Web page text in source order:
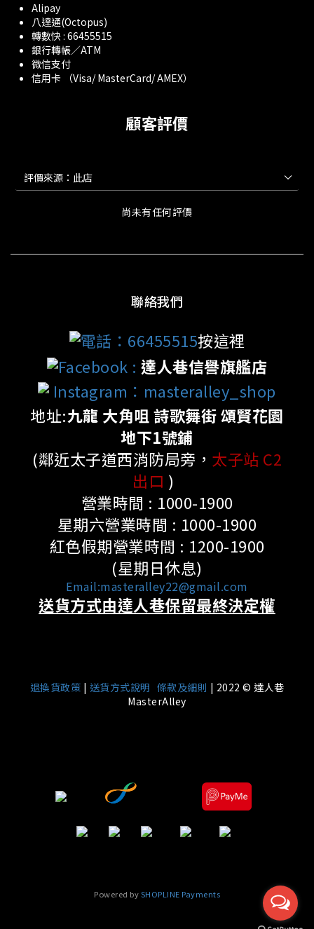
Alipay
八達通(Octopus)
轉數快 : 66455515
銀行轉帳／ATM
微信支付
信用卡 （Visa/ MasterCard/ AMEX）
顧客評價
尚未有任何評價
聯絡我們
電話：66455515按這裡
Facebook :達人巷信譽旗艦店
Instagram：masteralley_shop
地址:九龍 大角咀 詩歌舞街 頌賢花園
地下1號鋪
(鄰近太子道西消防局旁， 太子站 C2
出口 )
營業時間 : 1000-1900
星期六營業時間 : 1000-1900
紅色假期營業時間 : 1200-1900
(星期日休息)
Email:masteralley22@gmail.com
送貨方式由達人巷保留最終決定權
退換貨政策 | 送貨方式說明 條款及細則 | 2022 © 達人巷
MasterAlley
Powered bySHOPLINE Payments